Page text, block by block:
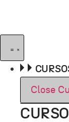
o
conteúdo
Close